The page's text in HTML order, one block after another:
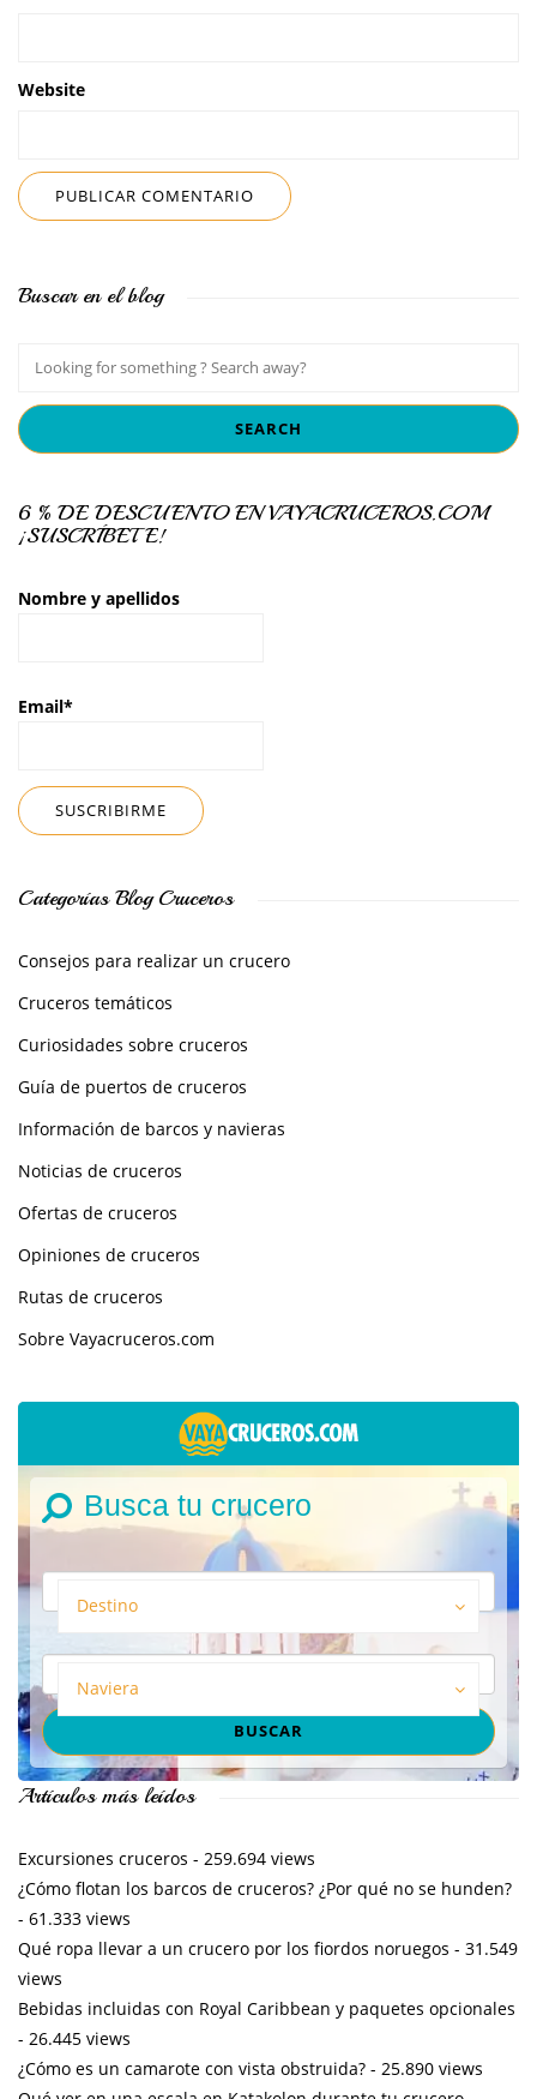
Website
Buscar en el blog
6 % DE DESCUENTO EN VAYACRUCEROS.COM
¡SUSCRÍBETE!
Nombre y apellidos
Email*
Categorías Blog Cruceros
Consejos para realizar un crucero
Cruceros temáticos
Curiosidades sobre cruceros
Guía de puertos de cruceros
Información de barcos y navieras
Noticias de cruceros
Ofertas de cruceros
Opiniones de cruceros
Rutas de cruceros
Sobre Vayacruceros.com
Busca tu crucero
Destino
Naviera
Artículos más leídos
Excursiones cruceros - 259.694 views
¿Cómo flotan los barcos de cruceros? ¿Por qué no se hunden?
- 61.333 views
Qué ropa llevar a un crucero por los fiordos noruegos - 31.549
views
Bebidas incluidas con Royal Caribbean y paquetes opcionales
- 26.445 views
¿Cómo es un camarote con vista obstruida? - 25.890 views